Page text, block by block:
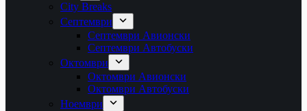
City Breaks
Септември
Септември Авионски
Септември Автобуски
Октомври
Октомври Авионски
Октомври Автобуски
Ноември